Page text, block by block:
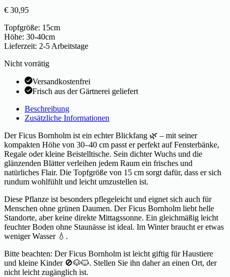
€ 30,95
Topfgröße: 15cm
Höhe: 30-40cm
Lieferzeit: 2-5 Arbeitstage
Nicht vorrätig
Versandkostenfrei
Frisch aus der Gärtnerei geliefert
Beschreibung
Zusätzliche Informationen
Der Ficus Bornholm ist ein echter Blickfang 🌿 – mit seiner
kompakten Höhe von 30–40 cm passt er perfekt auf Fensterbänke,
Regale oder kleine Beistelltische. Sein dichter Wuchs und die
glänzenden Blätter verleihen jedem Raum ein frisches und
natürliches Flair. Die Topfgröße von 15 cm sorgt dafür, dass er sich
rundum wohlfühlt und leicht umzustellen ist.
Diese Pflanze ist besonders pflegeleicht und eignet sich auch für
Menschen ohne grünen Daumen. Der Ficus Bornholm liebt helle
Standorte, aber keine direkte Mittagssonne. Ein gleichmäßig leicht
feuchter Boden ohne Staunässe ist ideal. Im Winter braucht er etwas
weniger Wasser 💧.
Bitte beachten: Der Ficus Bornholm ist leicht giftig für Haustiere
und kleine Kinder 🚫🐶🐱. Stellen Sie ihn daher an einen Ort, der
nicht leicht zugänglich ist.